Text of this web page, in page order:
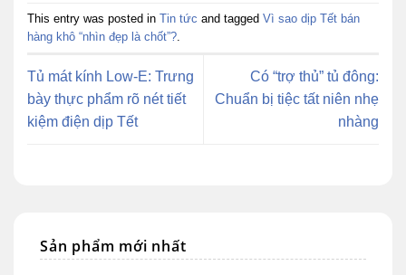
This entry was posted in Tin tức and tagged Vì sao dịp Tết bán
hàng khô “nhìn đẹp là chốt”?
Tủ mát kính Low-E: Trưng
bày thực phẩm rõ nét tiết
kiệm điện dịp Tết
Có “trợ thủ” tủ đông:
Chuẩn bị tiệc tất niên nhẹ
nhàng
Sản phẩm mới nhất